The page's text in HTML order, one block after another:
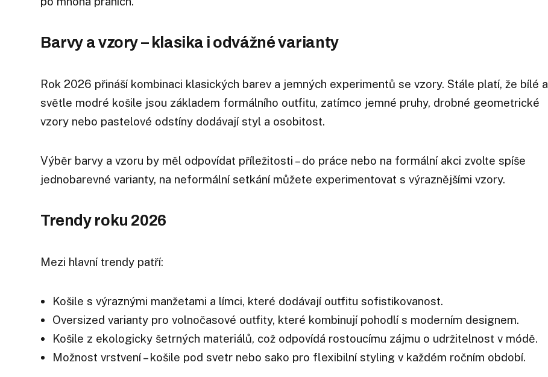
Barvy a vzory – klasika i odvážné varianty
Rok 2026 přináší kombinaci klasických barev a jemných experimentů se vzory. Stále platí, že bílé a
světle modré košile jsou základem formálního outfitu, zatímco jemné pruhy, drobné geometrické
vzory nebo pastelové odstíny dodávají styl a osobitost.
Výběr barvy a vzoru by měl odpovídat příležitosti – do práce nebo na formální akci zvolte spíše
jednobarevné varianty, na neformální setkání můžete experimentovat s výraznějšími vzory.
Trendy roku 2026
Mezi hlavní trendy patří:
Košile s výraznými manžetami a límci, které dodávají outfitu sofistikovanost.
Oversized varianty pro volnočasové outfity, které kombinují pohodlí s moderním designem.
Košile z ekologicky šetrných materiálů, což odpovídá rostoucímu zájmu o udržitelnost v módě.
Možnost vrstvení – košile pod svetr nebo sako pro flexibilní styling v každém ročním období.